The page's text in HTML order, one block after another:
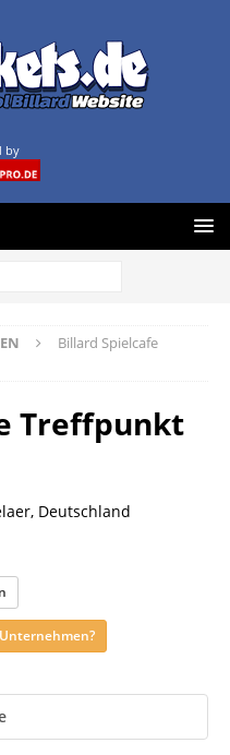
by
Billard Spielcafe
Treffpunkt
Deutschland